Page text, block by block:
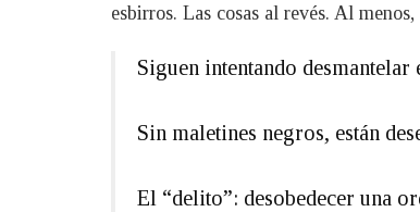
esbirros. Las cosas al revés. Al
Siguen intentando desmantelar
Sin maletines negros, están
El “delito”: desobedecer una